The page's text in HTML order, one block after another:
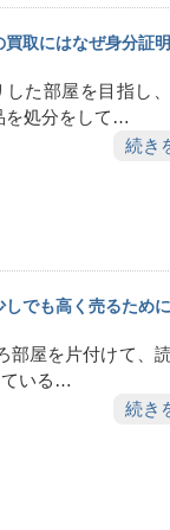
買取にはなぜ身分証
た部屋を目指し
を処分をして…
続き
でも高く売るため
部屋を片付けて、
ている…
続き